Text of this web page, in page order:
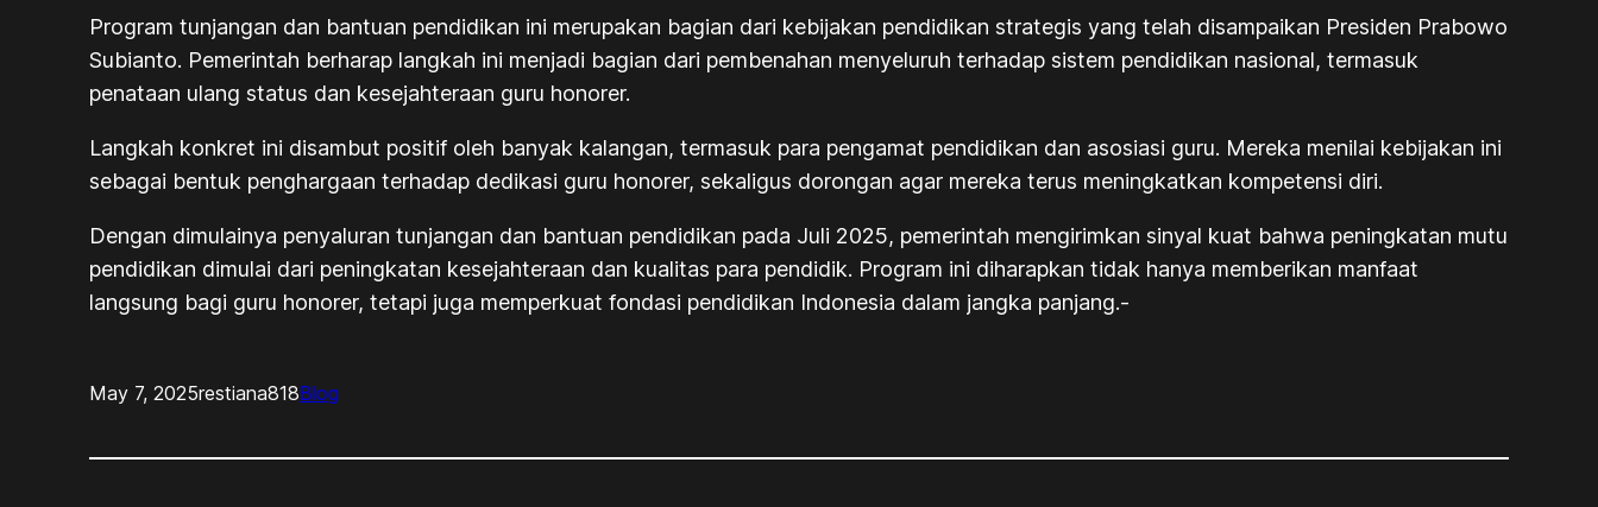
Program tunjangan dan bantuan pendidikan ini merupakan bagian dari kebijakan pendidikan strategis yang telah disampaikan Presiden Prabowo
Subianto. Pemerintah berharap langkah ini menjadi bagian dari pembenahan menyeluruh terhadap sistem pendidikan nasional, termasuk
penataan ulang status dan kesejahteraan guru honorer.
Langkah konkret ini disambut positif oleh banyak kalangan, termasuk para pengamat pendidikan dan asosiasi guru. Mereka menilai kebijakan ini
sebagai bentuk penghargaan terhadap dedikasi guru honorer, sekaligus dorongan agar mereka terus meningkatkan kompetensi diri.
Dengan dimulainya penyaluran tunjangan dan bantuan pendidikan pada Juli 2025, pemerintah mengirimkan sinyal kuat bahwa peningkatan mutu
pendidikan dimulai dari peningkatan kesejahteraan dan kualitas para pendidik. Program ini diharapkan tidak hanya memberikan manfaat
langsung bagi guru honorer, tetapi juga memperkuat fondasi pendidikan Indonesia dalam jangka panjang.-
May 7, 2025restiana818Blog